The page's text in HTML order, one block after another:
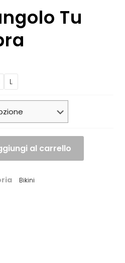
Tu
L
al carrello
Bikini